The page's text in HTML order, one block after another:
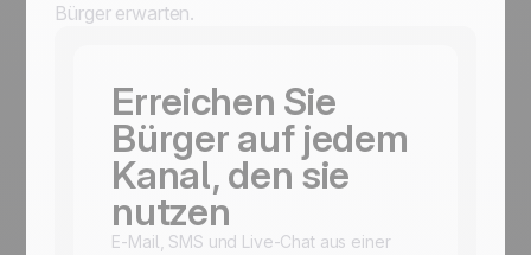
Bürger erwarten.
Erreichen Sie
Bürger auf jedem
Kanal, den sie
nutzen
E-Mail, SMS und Live-Chat aus einer